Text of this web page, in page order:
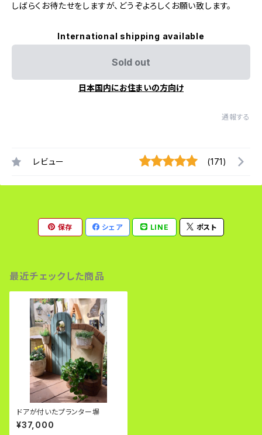
しばらくお待たせをしますが、どうぞよろしくお願い致します。
International shipping available
Sold out
日本国内にお住まいの方向け
通報する
レビュー (171)
保存 シェア LINE ポスト
最近チェックした商品
ドアが付いたプランター塀
¥37,000